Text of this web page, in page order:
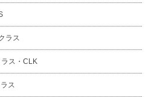
ラス
ス・CLK
ス